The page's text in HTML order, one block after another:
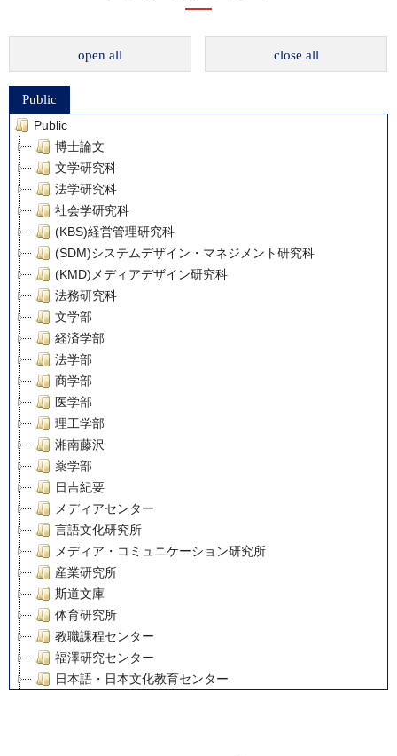
open all close all
Public
Public
博士論文
文学研究科
法学研究科
社会学研究科
(KBS)経営管理研究科
(SDM)システムデザイン・マネジメント研究科
(KMD)メディアデザイン研究科
法務研究科
文学部
経済学部
法学部
商学部
医学部
理工学部
湘南藤沢
薬学部
日吉紀要
メディアセンター
言語文化研究所
メディア・コミュニケーション研究所
産業研究所
斯道文庫
体育研究所
教職課程センター
福澤研究センター
日本語・日本文化教育センター